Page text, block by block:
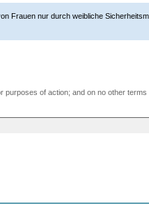
Frauen nur durch weibliche
of action; and on no other